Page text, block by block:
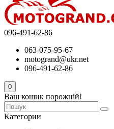
096-491-62-86
063-075-95-67
motogrand@ukr.net
096-491-62-86
0
Ваш кошик порожній!
Категории